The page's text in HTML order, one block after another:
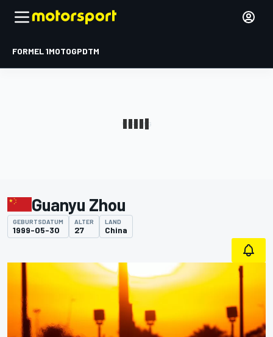
FORMEL 1MOTOGPDTM
Guanyu Zhou
GEBURTSDATUM
1999-05-30
ALTER
27
LAND
China